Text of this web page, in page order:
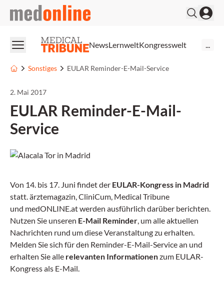
medonline
NewsLernweltKongresswelt
Sonstiges EULAR Reminder-E-Mail-Service
2. Mai 2017
EULAR Reminder-E-Mail-
Service
Von 14. bis 17. Juni findet der EULAR-Kongress in Madrid
statt. ärztemagazin, CliniCum, Medical Tribune
und medONLINE.at werden ausführlich darüber berichten.
Nutzen Sie unseren E-Mail Reminder, um alle aktuellen
Nachrichten rund um diese Veranstaltung zu erhalten.
Melden Sie sich für den Reminder-E-Mail-Service an und
erhalten Sie alle relevanten Informationenzum EULAR-
Kongress als E-Mail.